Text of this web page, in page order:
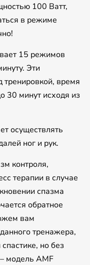
100 Ватт,
в режиме
15 режимов
Эти
тренировкой, время
30 минут исходя из
осуществлять
ног и рук.
контроля,
терапии в случае
спазма
обратное
вам
тренажера,
но без
модель AMF